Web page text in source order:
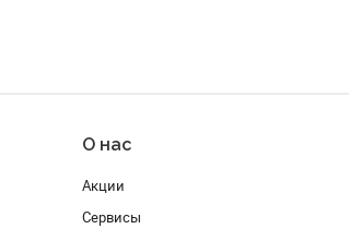
О нас
Акции
Сервисы